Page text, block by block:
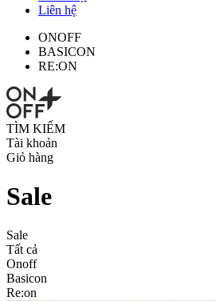
Liên hệ
ONOFF
BASICON
RE:ON
TÌM KIẾM
Tài khoản
Giỏ hàng
Sale
Sale
Tất cả
Onoff
Basicon
Re:on